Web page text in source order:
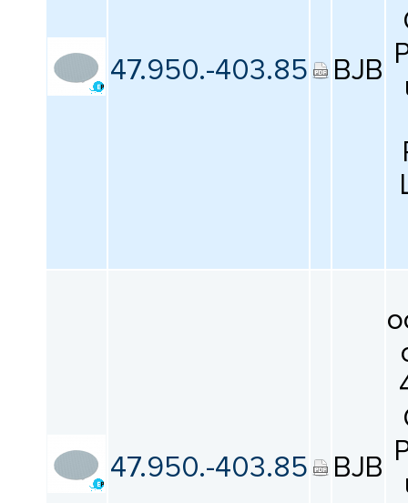
47.950.-403.85 BJB
47.950.-403.85 BJB